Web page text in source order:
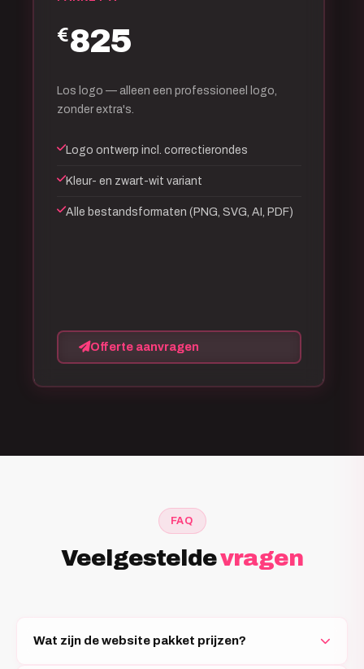
€825
Los logo — alleen een professioneel logo,
zonder extra's.
Logo ontwerp incl. correctierondes
Kleur- en zwart-wit variant
Alle bestandsformaten (PNG, SVG, AI, PDF)
Offerte aanvragen
FAQ
Veelgesteldevragen
Wat zijn de website pakket prijzen?